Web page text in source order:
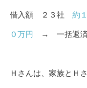
借入額 ２３社 約
０万円 → 一括返済
Ｈさんは、家族とＨ